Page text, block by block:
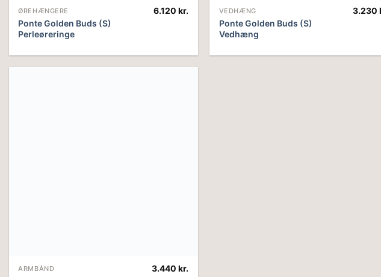
ØREHÆNGERE
Ponte Golden Buds (S)
Perleøreringe
6.120kr. VEDHÆNG
Ponte Golden Buds (S)
Vedhæng
3.230
ARMBÅND 3.440kr.